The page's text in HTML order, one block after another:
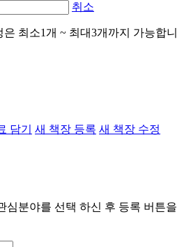
취소
최소1개 ~ 최대3개까지 가능합니
담기 새 책장 등록 새 책장 수정
심분야를 선택 하신 후 등록 버튼을